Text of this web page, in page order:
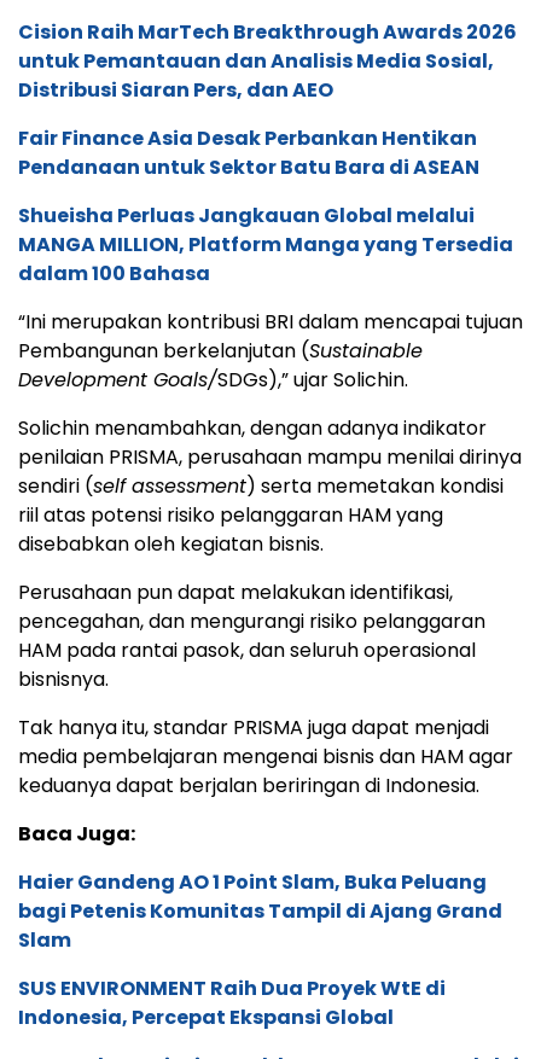
Cision Raih MarTech Breakthrough Awards 2026
untuk Pemantauan dan Analisis Media Sosial,
Distribusi Siaran Pers, dan AEO
Fair Finance Asia Desak Perbankan Hentikan
Pendanaan untuk Sektor Batu Bara di ASEAN
Shueisha Perluas Jangkauan Global melalui
MANGA MILLION, Platform Manga yang Tersedia
dalam 100 Bahasa
“Ini merupakan kontribusi BRI dalam mencapai tujuan
Pembangunan berkelanjutan (Sustainable
Development Goals/SDGs),” ujar Solichin.
Solichin menambahkan, dengan adanya indikator
penilaian PRISMA, perusahaan mampu menilai dirinya
sendiri (self assessment) serta memetakan kondisi
riil atas potensi risiko pelanggaran HAM yang
disebabkan oleh kegiatan bisnis.
Perusahaan pun dapat melakukan identifikasi,
pencegahan, dan mengurangi risiko pelanggaran
HAM pada rantai pasok, dan seluruh operasional
bisnisnya.
Tak hanya itu, standar PRISMA juga dapat menjadi
media pembelajaran mengenai bisnis dan HAM agar
keduanya dapat berjalan beriringan di Indonesia.
Baca Juga:
Haier Gandeng AO 1 Point Slam, Buka Peluang
bagi Petenis Komunitas Tampil di Ajang Grand
Slam
SUS ENVIRONMENT Raih Dua Proyek WtE di
Indonesia, Percepat Ekspansi Global